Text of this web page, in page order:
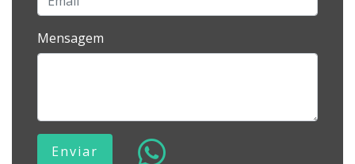
Mensagem
Enviar